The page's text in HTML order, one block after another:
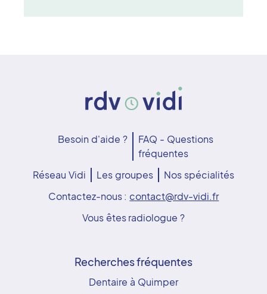
Besoin d'aide ?
FAQ - Questions
fréquentes
Réseau Vidi
Les groupes
Nos spécialités
Contactez-nous : contact@rdv-vidi.fr
Vous êtes radiologue ?
Recherches fréquentes
Dentaire à Quimper